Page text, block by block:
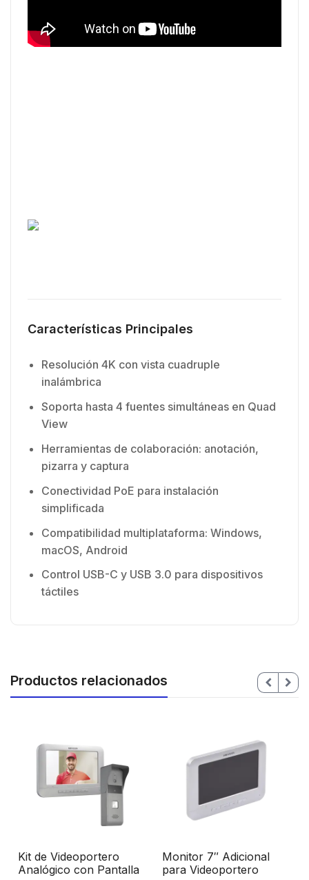
Características Principales
Resolución 4K con vista cuadruple
inalámbrica
Soporta hasta 4 fuentes simultáneas en Quad
View
Herramientas de colaboración: anotación,
pizarra y captura
Conectividad PoE para instalación
simplificada
Compatibilidad multiplataforma: Windows,
macOS, Android
Control USB-C y USB 3.0 para dispositivos
táctiles
Productos relacionados
Kit de Videoportero
Analógico con Pantalla
Monitor 7″ Adicional
para Videoportero